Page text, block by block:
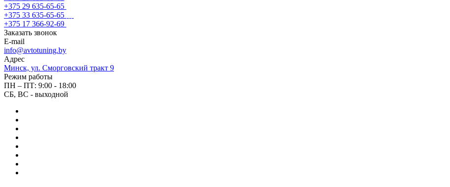
+375 29 635-65-65
+375 33 635-65-65
+375 17 366-92-69
Заказать звонок
E-mail
info@avtotuning.by
Адрес
Минск, ул. Сморговский тракт 9
Режим работы
ПН – ПТ: 9:00 - 18:00
СБ, ВС - выходной